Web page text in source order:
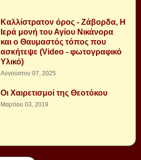
Καλλίστρατον όρος - Ζάβορδα, Η
Ιερά μονή του Αγίου Νικάνορα
και ο Θαυμαστός τόπος που
ασκήτεψε (Video - φωτογραφικό
Υλικό)
Αυγούστου 07, 2025
Οι Χαιρετισμοί της Θεοτόκου
Μαρτίου 03, 2019